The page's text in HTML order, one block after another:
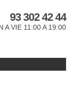
93 302 42 44
A VIE 11:00 A 19:00